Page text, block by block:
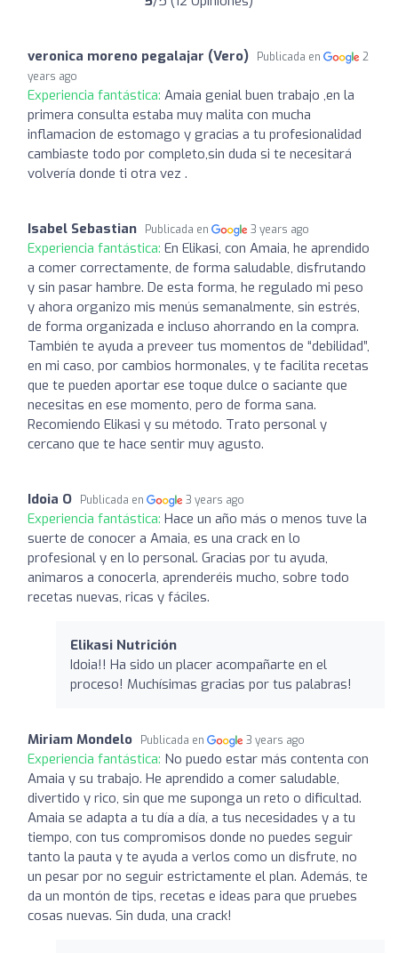
veronica moreno pegalajar (Vero) Publicada en
2
years ago
Experiencia fantástica: Amaia genial buen trabajo ,en la
primera consulta estaba muy malita con mucha
inflamacion de estomago y gracias a tu profesionalidad
cambiaste todo por completo,sin duda si te necesitará
volvería donde ti otra vez .
Isabel Sebastian Publicada en 3 years ago
Experiencia fantástica: En Elikasi, con Amaia, he aprendido
a comer correctamente, de forma saludable, disfrutando
y sin pasar hambre. De esta forma, he regulado mi peso
y ahora organizo mis menús semanalmente, sin estrés,
de forma organizada e incluso ahorrando en la compra.
También te ayuda a preveer tus momentos de “debilidad”,
en mi caso, por cambios hormonales, y te facilita recetas
que te pueden aportar ese toque dulce o saciante que
necesitas en ese momento, pero de forma sana.
Recomiendo Elikasi y su método. Trato personal y
cercano que te hace sentir muy agusto.
Idoia O Publicada en 3 years ago
Experiencia fantástica: Hace un año más o menos tuve la
suerte de conocer a Amaia, es una crack en lo
profesional y en lo personal. Gracias por tu ayuda,
animaros a conocerla, aprenderéis mucho, sobre todo
recetas nuevas, ricas y fáciles.
Elikasi Nutrición
Idoia!! Ha sido un placer acompañarte en el
proceso! Muchísimas gracias por tus palabras!
Miriam Mondelo Publicada en 3 years ago
Experiencia fantástica: No puedo estar más contenta con
Amaia y su trabajo. He aprendido a comer saludable,
divertido y rico, sin que me suponga un reto o dificultad.
Amaia se adapta a tu día a día, a tus necesidades y a tu
tiempo, con tus compromisos donde no puedes seguir
tanto la pauta y te ayuda a verlos como un disfrute, no
un pesar por no seguir estrictamente el plan. Además, te
da un montón de tips, recetas e ideas para que pruebes
cosas nuevas. Sin duda, una crack!